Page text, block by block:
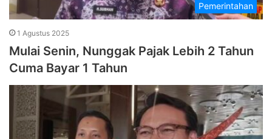
Pemerintahan
1 Agustus 2025
Mulai Senin, Nunggak Pajak Lebih 2 Tahun
Cuma Bayar 1 Tahun